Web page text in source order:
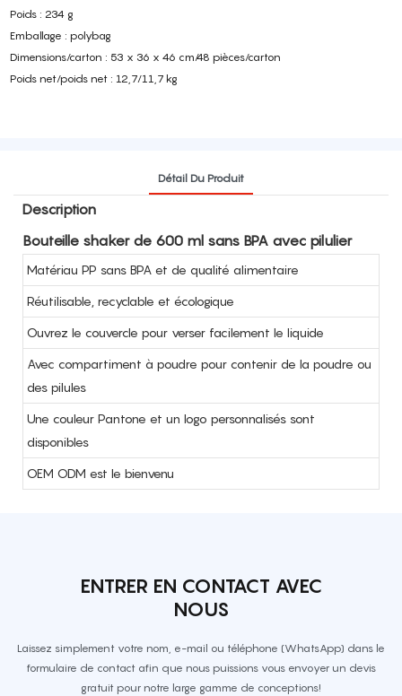
Poids : 234 g
Emballage : polybag
Dimensions/carton : 53 x 36 x 46 cm/48 pièces/carton
Poids net/poids net : 12,7/11,7 kg
Détail Du Produit
Description
Bouteille shaker de 600 ml sans BPA avec pilulier
Matériau PP sans BPA et de qualité alimentaire
Réutilisable, recyclable et écologique
Ouvrez le couvercle pour verser facilement le liquide
Avec compartiment à poudre pour contenir de la poudre ou
des pilules
Une couleur Pantone et un logo personnalisés sont
disponibles
OEM ODM est le bienvenu
ENTRER EN CONTACT AVEC
NOUS
Laissez simplement votre nom, e-mail ou téléphone (WhatsApp) dans le
formulaire de contact afin que nous puissions vous envoyer un devis
gratuit pour notre large gamme de conceptions!